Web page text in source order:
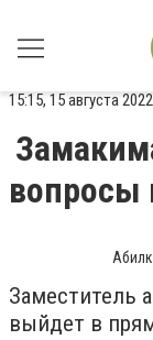
15:15, 15 августа 2022
вопросы
Заместитель
выйдет в